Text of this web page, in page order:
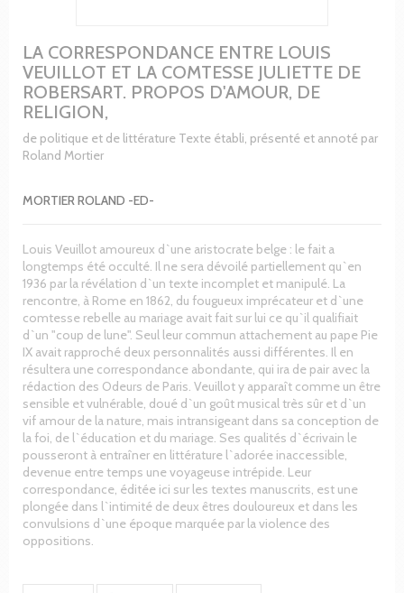
LA CORRESPONDANCE ENTRE LOUIS
VEUILLOT ET LA COMTESSE JULIETTE DE
ROBERSART. PROPOS D'AMOUR, DE
RELIGION,
de politique et de littérature Texte établi, présenté et annoté par
Roland Mortier
MORTIER ROLAND -ED-
Louis Veuillot amoureux d`une aristocrate belge : le fait a
longtemps été occulté. Il ne sera dévoilé partiellement qu`en
1936 par la révélation d`un texte incomplet et manipulé. La
rencontre, à Rome en 1862, du fougueux imprécateur et d`une
comtesse rebelle au mariage avait fait sur lui ce qu`il qualifiait
d`un "coup de lune". Seul leur commun attachement au pape Pie
IX avait rapproché deux personnalités aussi différentes. Il en
résultera une correspondance abondante, qui ira de pair avec la
rédaction des Odeurs de Paris. Veuillot y apparaît comme un être
sensible et vulnérable, doué d`un goût musical très sûr et d`un
vif amour de la nature, mais intransigeant dans sa conception de
la foi, de l`éducation et du mariage. Ses qualités d`écrivain le
pousseront à entraîner en littérature l`adorée inaccessible,
devenue entre temps une voyageuse intrépide. Leur
correspondance, éditée ici sur les textes manuscrits, est une
plongée dans l`intimité de deux êtres douloureux et dans les
convulsions d`une époque marquée par la violence des
oppositions.